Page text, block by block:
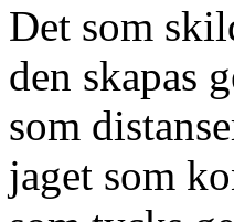
Det som
den skapas
som
jaget som